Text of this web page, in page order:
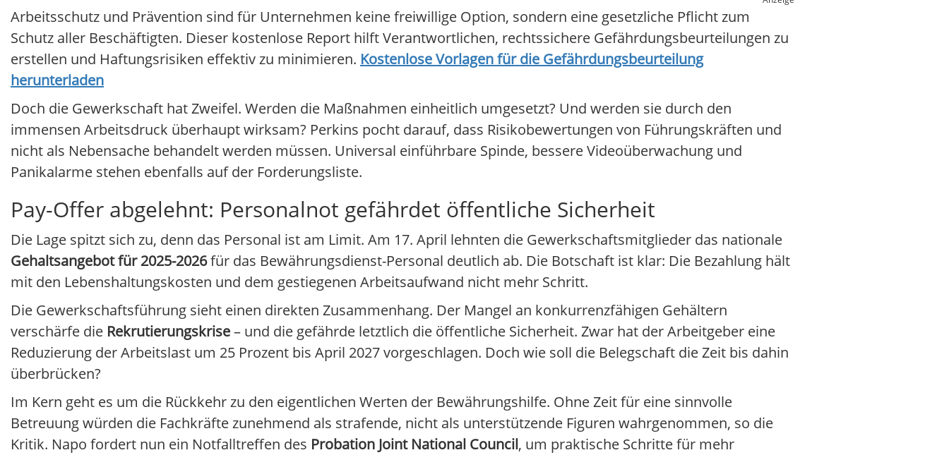
Arbeitsschutz und Prävention sind für Unternehmen keine freiwillige Option, sondern eine gesetzliche Pflicht zum
Schutz aller Beschäftigten. Dieser kostenlose Report hilft Verantwortlichen, rechtssichere Gefährdungsbeurteilungen zu
erstellen und Haftungsrisiken effektiv zu minimieren. Kostenlose Vorlagen für die Gefährdungsbeurteilung
herunterladen
Doch die Gewerkschaft hat Zweifel. Werden die Maßnahmen einheitlich umgesetzt? Und werden sie durch den
immensen Arbeitsdruck überhaupt wirksam? Perkins pocht darauf, dass Risikobewertungen von Führungskräften und
nicht als Nebensache behandelt werden müssen. Universal einführbare Spinde, bessere Videoüberwachung und
Panikalarme stehen ebenfalls auf der Forderungsliste.
Pay-Offer abgelehnt: Personalnot gefährdet öffentliche Sicherheit
Die Lage spitzt sich zu, denn das Personal ist am Limit. Am 17. April lehnten die Gewerkschaftsmitglieder das nationale
Gehaltsangebot für 2025-2026für das Bewährungsdienst-Personal deutlich ab. Die Botschaft ist klar: Die Bezahlung hält
mit den Lebenshaltungskosten und dem gestiegenen Arbeitsaufwand nicht mehr Schritt.
Die Gewerkschaftsführung sieht einen direkten Zusammenhang. Der Mangel an konkurrenzfähigen Gehältern
verschärfe die Rekrutierungskrise– und die gefährde letztlich die öffentliche Sicherheit. Zwar hat der Arbeitgeber eine
Reduzierung der Arbeitslast um 25 Prozent bis April 2027 vorgeschlagen. Doch wie soll die Belegschaft die Zeit bis dahin
überbrücken?
Im Kern geht es um die Rückkehr zu den eigentlichen Werten der Bewährungshilfe. Ohne Zeit für eine sinnvolle
Betreuung würden die Fachkräfte zunehmend als strafende, nicht als unterstützende Figuren wahrgenommen, so die
Kritik. Napo fordert nun ein Notfalltreffen des Probation Joint National Council, um praktische Schritte für mehr